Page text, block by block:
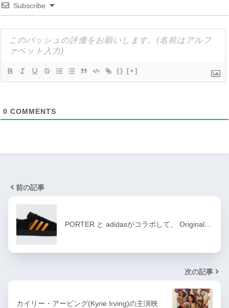
Subscribe
{} [+]
0 COMMENTS
前の記事
PORTER と adidasがコラボして、 Original…
次の記事
カイリー・アービング(Kyrie Irving)の主演映